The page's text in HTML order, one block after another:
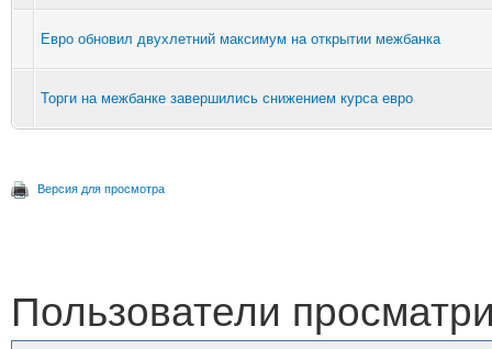
Евро обновил двухлетний максимум на открытии межбанка
Торги на межбанке завершились снижением курса евро
Версия для просмотра
Пользователи